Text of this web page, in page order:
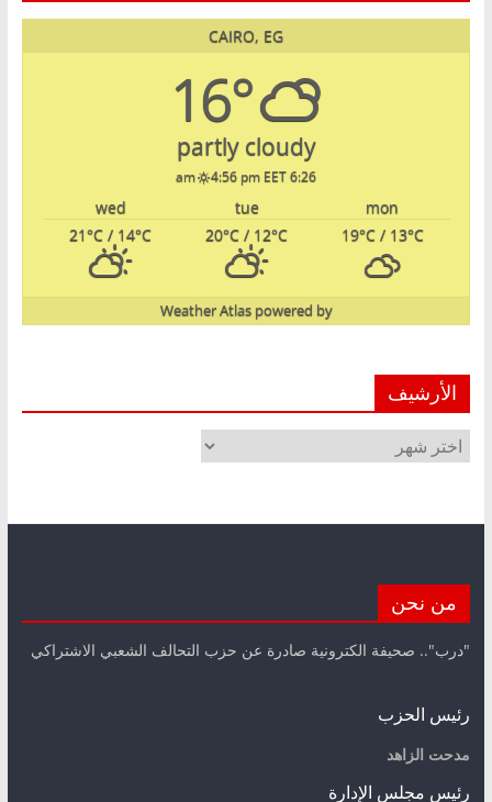
CAIRO, EG
16°
partly cloudy
6:26 am
4:56 pm EET
mon
tue
wed
19°C/ 13°C
20°C / 12°C
21°C / 14°C
powered by
Weather Atlas
الأرشيف
الأرشيف
من نحن
"درب".. صحيفة الكترونية صادرة عن حزب التحالف الشعبي الاشتراكي
رئيس الحزب
مدحت الزاهد
رئيس مجلس الإدارة